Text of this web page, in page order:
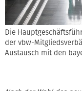
Die
der vbw-
Austausch mit den